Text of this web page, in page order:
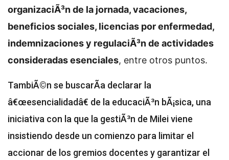
organizaciÃ³n de la jornada, vacaciones,
beneficios sociales, licencias por enfermedad,
indemnizaciones y regulaciÃ³n de actividades
consideradas esenciales, entre otros puntos.
TambiÃ©n se buscarÃ­a declarar la
â€œesencialidadâ€ de la educaciÃ³n bÃ¡sica, una
iniciativa con la que la gestiÃ³n de Milei viene
insistiendo desde un comienzo para limitar el
accionar de los gremios docentes y garantizar el